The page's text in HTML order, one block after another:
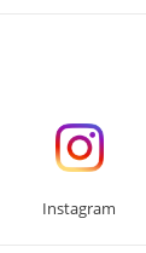
Instagram